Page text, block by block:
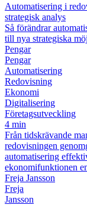
Automatisering i
strategisk analys
Så förändrar
till nya strategiska
Pengar
Pengar
Automatisering
Redovisning
Ekonomi
Digitalisering
Företagsutveckling
4 min
Från tidskrävande
redovisningen
automatisering
ekonomifunktionen
Freja Jansson
Freja
Jansson